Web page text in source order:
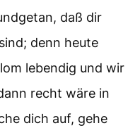
daß dir
denn heute
lebendig und wir
recht wäre in
dich auf, gehe